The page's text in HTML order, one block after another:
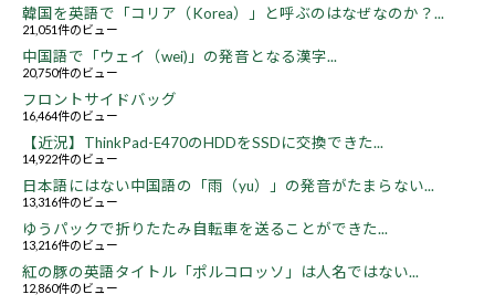
韓国を英語で「コリア（Korea）」と呼ぶのはなぜなのか？...
21,051件のビュー
中国語で「ウェイ（wei)」の発音となる漢字...
20,750件のビュー
フロントサイドバッグ
16,464件のビュー
【近況】ThinkPad-E470のHDDをSSDに交換できた...
14,922件のビュー
日本語にはない中国語の「雨（yu）」の発音がたまらない...
13,316件のビュー
ゆうパックで折りたたみ自転車を送ることができた...
13,216件のビュー
紅の豚の英語タイトル「ポルコロッソ」は人名ではない...
12,860件のビュー